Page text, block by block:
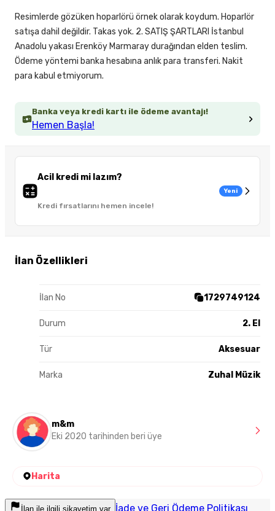
Banka veya kredi kartı ile ödeme avantajı!
Hemen Başla!
Acil kredi mi lazım?
Kredi fırsatlarını hemen incele!
Yeni
İlan Özellikleri
İlan No 1729749124
Durum 2. El
Tür Aksesuar
Marka Zuhal Müzik
Resimlerde gözüken hoparlörü örnek olarak koydum. Hoparlör
satışa dahil değildir. Takas yok. 2. SATIŞ ŞARTLARI İstanbul
Anadolu yakası Erenköy Marmaray durağından elden teslim.
Ödeme yöntemi banka hesabına anlık para transferi. Nakit
para kabul etmiyorum.
m&m
Eki 2020 tarihinden beri üye
Harita
İlan ile ilgili şikayetim var İade ve Geri Ödeme Politikası